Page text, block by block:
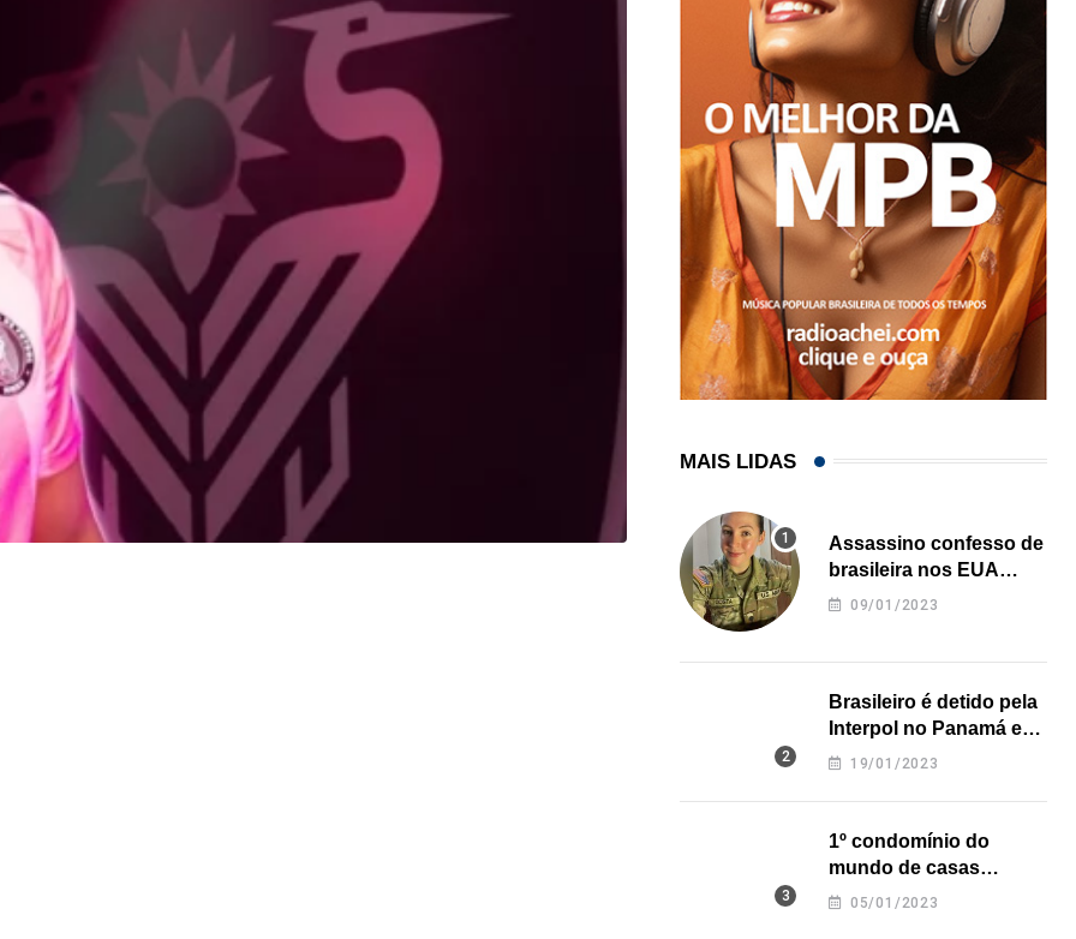
CARLOS WESLEY,ESPORTES
Palmeiras e Flamengo vencem bem na retomada
MAIS LIDAS
Assassino confesso de
brasileira nos EUA
revela onde deixou o
09/01/2023
Brasileiro é detido pela
Interpol no Panamá e
pode pegar prisão
19/01/2023
1º condomínio do
mundo de casas
impressas em 3D é
05/01/2023